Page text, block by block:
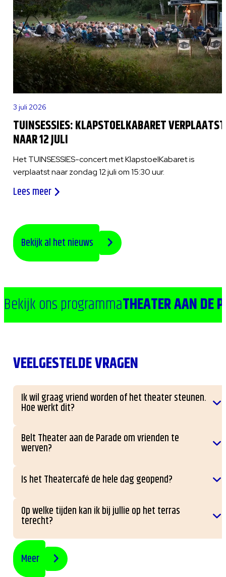
3 juli 2026
TUINSESSIES: KLAPSTOELKABARET VERPLAATST
NAAR 12 JULI
Het TUINSESSIES-concert met KlapstoelKabaret is
verplaatst naar zondag 12 juli om 15:30 uur.
Lees meer
Bekijk al het nieuws
Bekijk ons programmaTHEATER AAN DE
VEELGESTELDE VRAGEN
Ik wil graag vriend worden of het theater steunen.
Hoe werkt dit?
Belt Theater aan de Parade om vrienden te
werven?
Is het Theatercafé de hele dag geopend?
Op welke tijden kan ik bij jullie op het terras
terecht?
Meer